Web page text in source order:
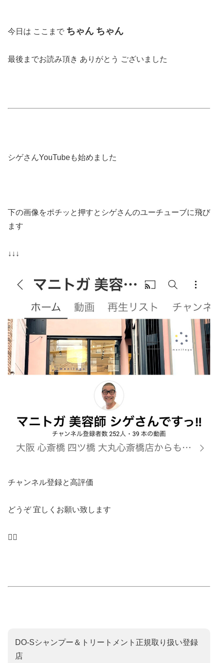
今日は ここまで ちゃん ちゃん
最後までお読み頂き ありがとう ございました
シゲさんYouTubeも始めました
下の画像をポチッと押すとシゲさんのユーチューブに飛び
ます
↓↓↓
チャンネル登録と高評価
どうぞ 宜しくお願い致します
🙇‍♂️
DO‐Sシャンプー＆トリートメント正規取り扱い登録
店